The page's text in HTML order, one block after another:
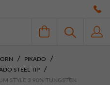
PIKADO
STEEL TIP
STYLE 3 90% TUNGSTEN